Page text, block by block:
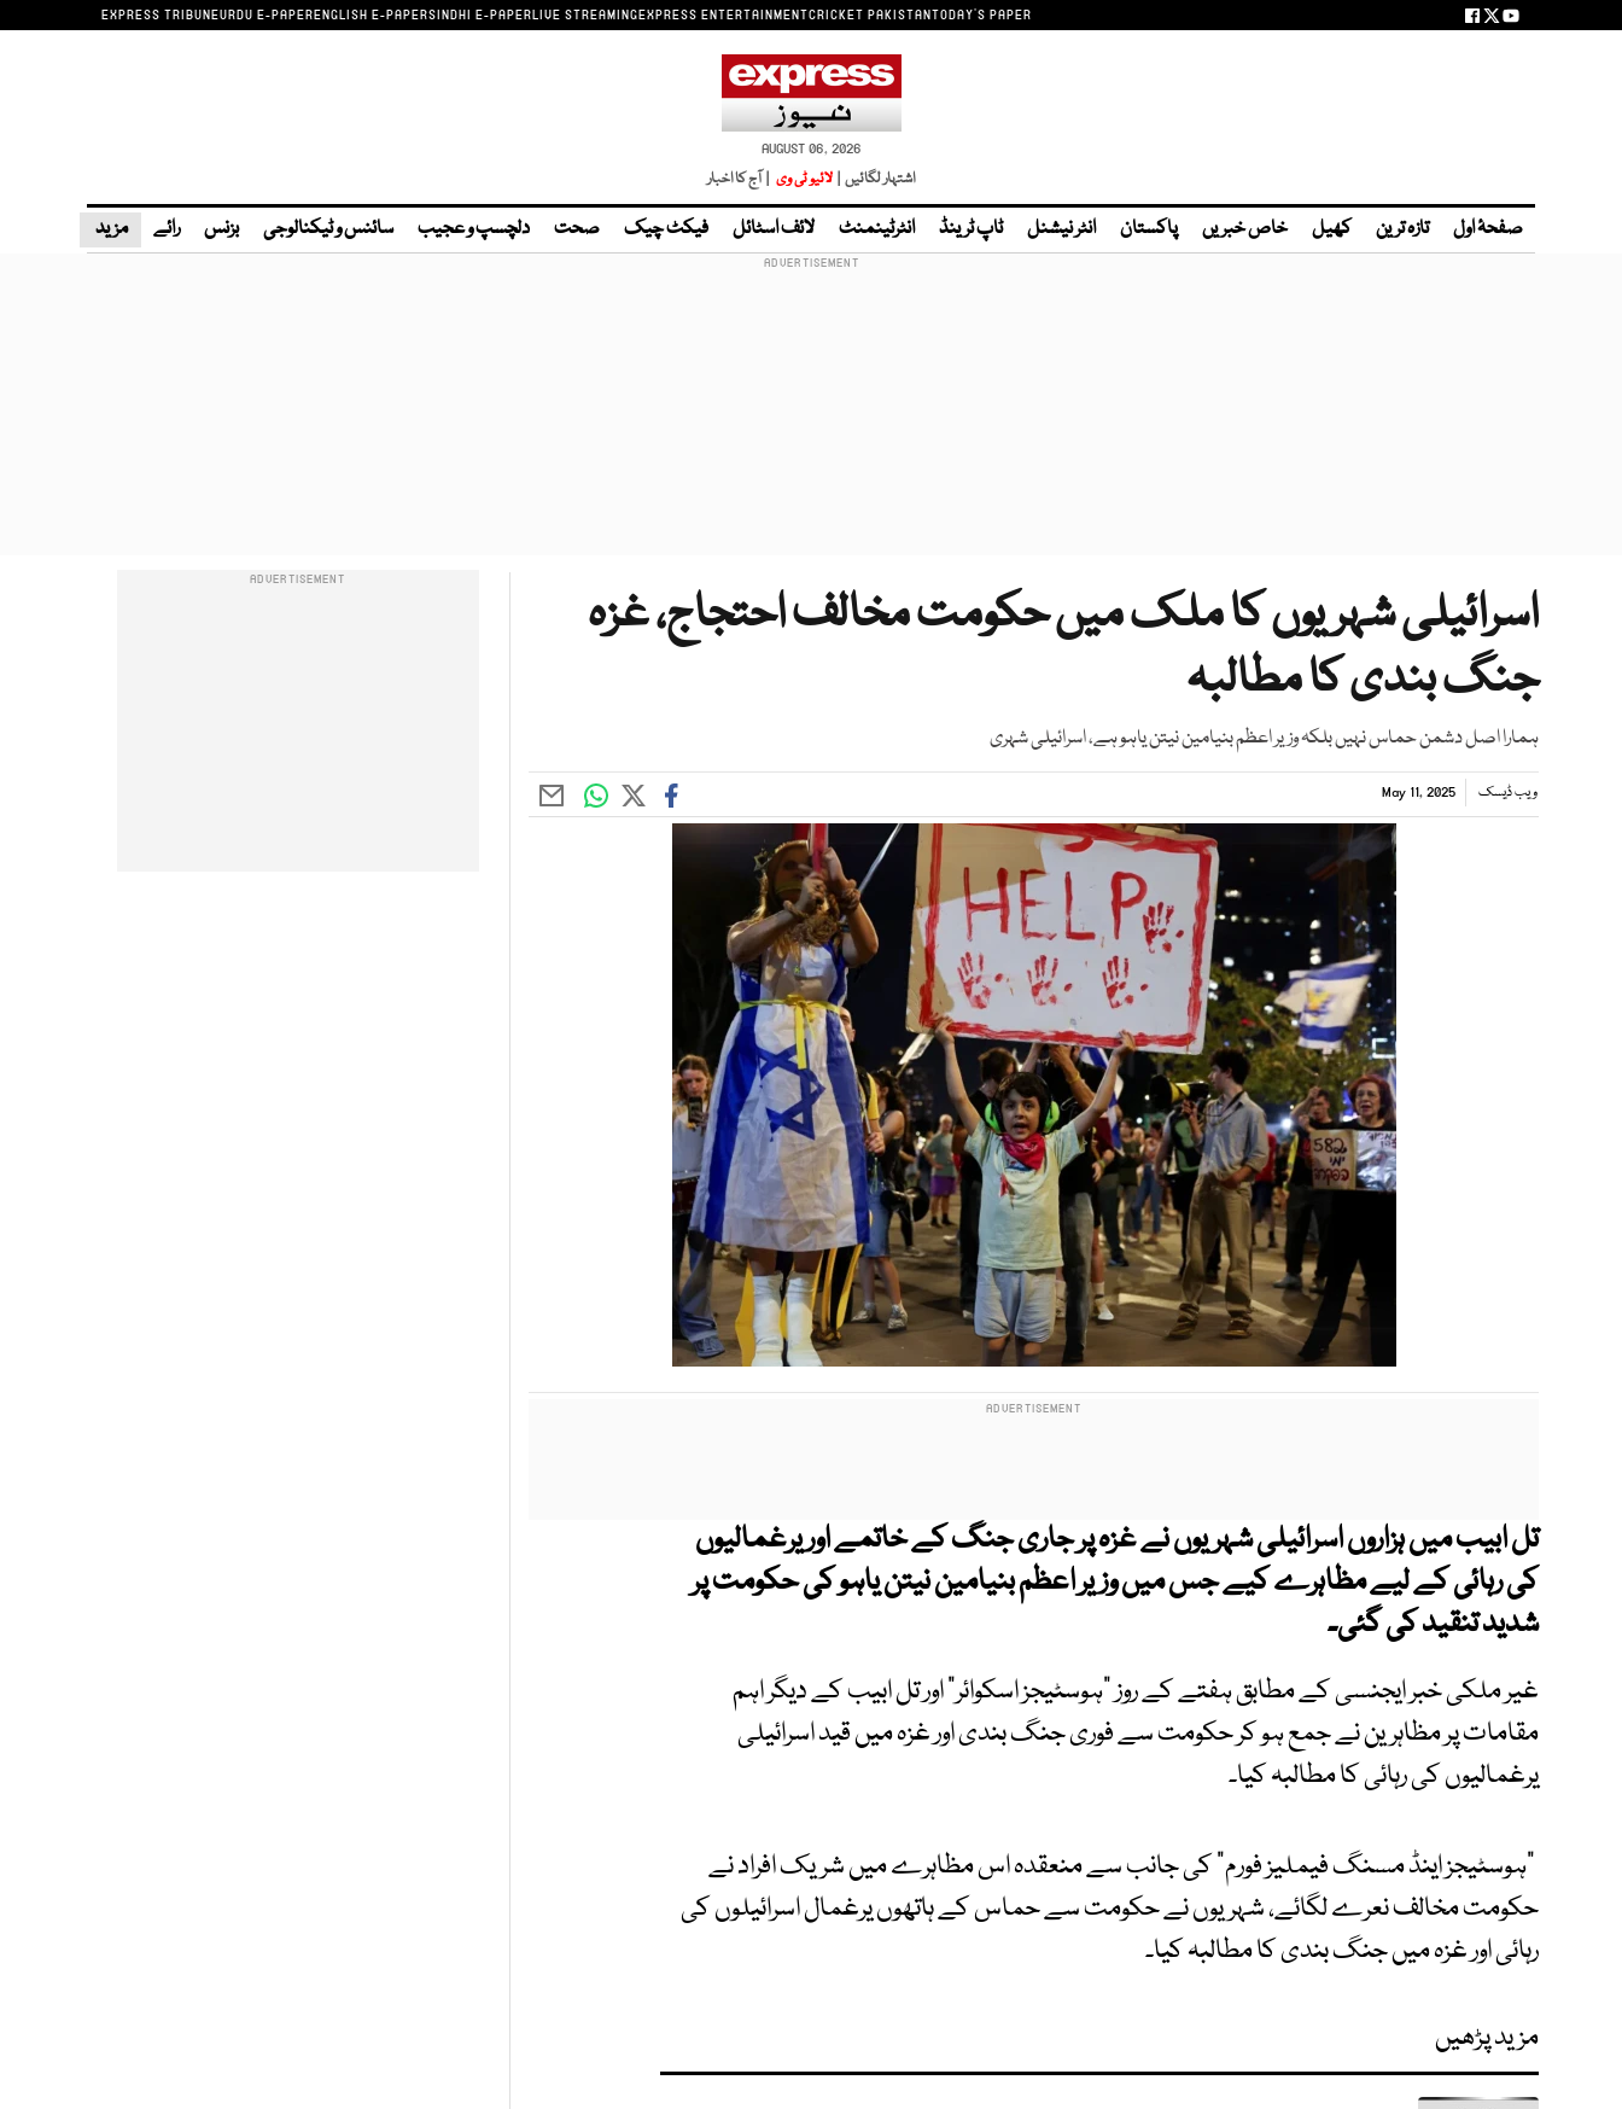
EXPRESS TRIBUNEURDU E-PAPERENGLISH E-PAPERSINDHI E-PAPERLIVE STREAMINGEXPRESS ENTERTAINMENTCRICKET PAKISTANTODAY'S PAPER
AUGUST 06, 2026
اشتہار لگائیں | لائیو ٹی وی | آج کا اخبار
صفحۂ اول تازہ ترین کھیل خاص خبریں پاکستان انٹر نیشنل ٹاپ ٹرینڈ انٹرٹینمنٹ لائف اسٹائل فیکٹ چیک صحت دلچسپ و عجیب سائنس و ٹیکنالوجی بزنس رائے مزید
اسرائیلی شہریوں کا ملک میں حکومت مخالف احتجاج، غزہ
جنگ بندی کا مطالبہ
ہمارا اصل دشمن حماس نہیں بلکہ وزیر اعظم بنیامین نیتن یاہو ہے، اسرائیلی شہری
ویب ڈیسک May 11, 2025
تل ابیب میں ہزاروں اسرائیلی شہریوں نے غزہ پر جاری جنگ کے خاتمے اور یرغمالیوں
کی رہائی کے لیے مظاہرے کیے جس میں وزیر اعظم بنیامین نیتن یاہو کی حکومت پر
شدید تنقید کی گئی۔
غیر ملکی خبر ایجنسی کے مطابق ہفتے کے روز "ہوسٹیجز اسکوائر" اور تل ابیب کے دیگر اہم
مقامات پر مظاہرین نے جمع ہو کر حکومت سے فوری جنگ بندی اور غزہ میں قید اسرائیلی
یرغمالیوں کی رہائی کا مطالبہ کیا۔
"ہوسٹیجز اینڈ مسنگ فیملیز فورم" کی جانب سے منعقدہ اس مظاہرے میں شریک افراد نے
حکومت مخالف نعرے لگائے، شہریوں نے حکومت سے حماس کے ہاتھوں یرغمال اسرائیلوں کی
رہائی اور غزہ میں جنگ بندی کا مطالبہ کیا۔
مزید پڑھیں